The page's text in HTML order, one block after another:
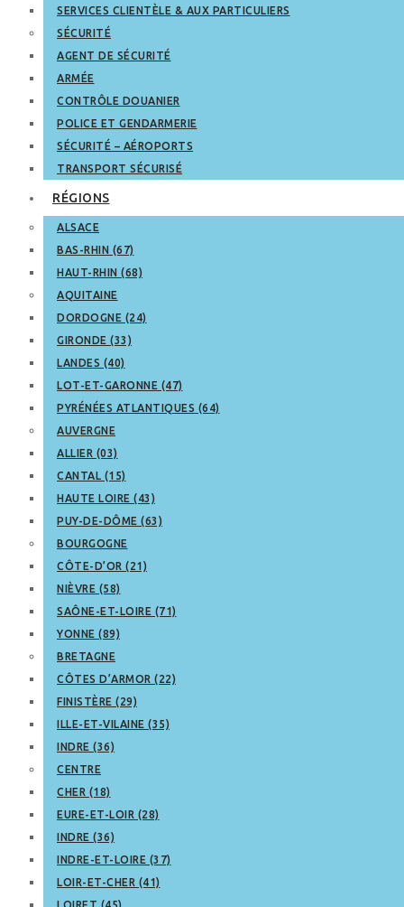
SERVICES CLIENTÈLE & AUX PARTICULIERS
SÉCURITÉ
AGENT DE SÉCURITÉ
ARMÉE
CONTRÔLE DOUANIER
POLICE ET GENDARMERIE
SÉCURITÉ – AÉROPORTS
TRANSPORT SÉCURISÉ
RÉGIONS
ALSACE
BAS-RHIN (67)
HAUT-RHIN (68)
AQUITAINE
DORDOGNE (24)
GIRONDE (33)
LANDES (40)
LOT-ET-GARONNE (47)
PYRÉNÉES ATLANTIQUES (64)
AUVERGNE
ALLIER (03)
CANTAL (15)
HAUTE LOIRE (43)
PUY-DE-DÔME (63)
BOURGOGNE
CÔTE-D’OR (21)
NIÈVRE (58)
SAÔNE-ET-LOIRE (71)
YONNE (89)
BRETAGNE
CÔTES D’ARMOR (22)
FINISTÈRE (29)
ILLE-ET-VILAINE (35)
INDRE (36)
CENTRE
CHER (18)
EURE-ET-LOIR (28)
INDRE (36)
INDRE-ET-LOIRE (37)
LOIR-ET-CHER (41)